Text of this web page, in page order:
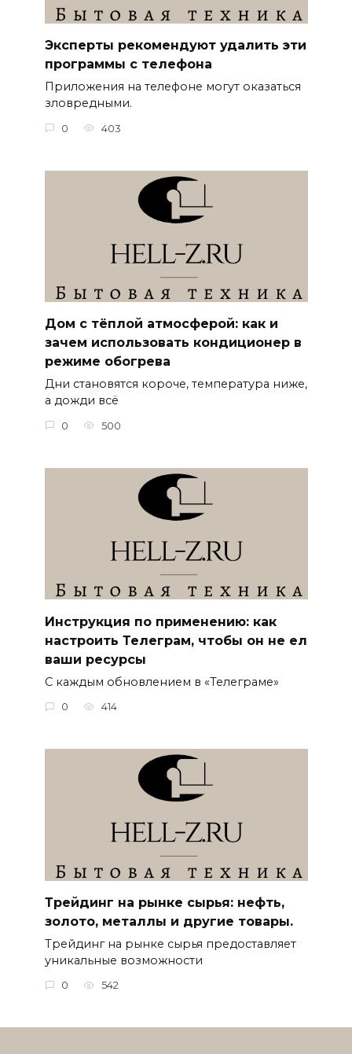
Эксперты рекомендуют удалить эти
программы с телефона
Приложения на телефоне могут оказаться
зловредными.
0 403
Дом с тёплой атмосферой: как и
зачем использовать кондиционер в
режиме обогрева
Дни становятся короче, температура ниже,
а дожди всё
0 500
Инструкция по применению: как
настроить Телеграм, чтобы он не ел
ваши ресурсы
С каждым обновлением в «Телеграме»
0 414
Трейдинг на рынке сырья: нефть,
золото, металлы и другие товары.
Трейдинг на рынке сырья предоставляет
уникальные возможности
0 542